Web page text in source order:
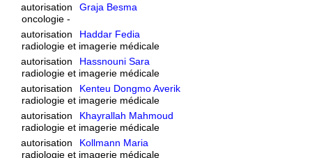
autorisation
Graja Besma
oncologie -
autorisation
Haddar Fedia
radiologie et imagerie médicale
autorisation
Hassnouni Sara
radiologie et imagerie médicale
autorisation
Kenteu Dongmo Averik
radiologie et imagerie médicale
autorisation
Khayrallah Mahmoud
radiologie et imagerie médicale
autorisation
Kollmann Maria
radiologie et imagerie médicale